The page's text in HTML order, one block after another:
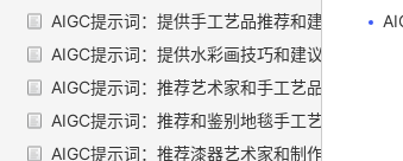
AIGC提示词：提供手工艺品推荐和建议
AIGC提示词：提供水彩画技巧和建议
AIGC提示词：推荐艺术家和手工艺品制作教程
AIGC提示词：推荐和鉴别地毯手工艺品的指南和
AIGC提示词：推荐漆器艺术家和制作教程